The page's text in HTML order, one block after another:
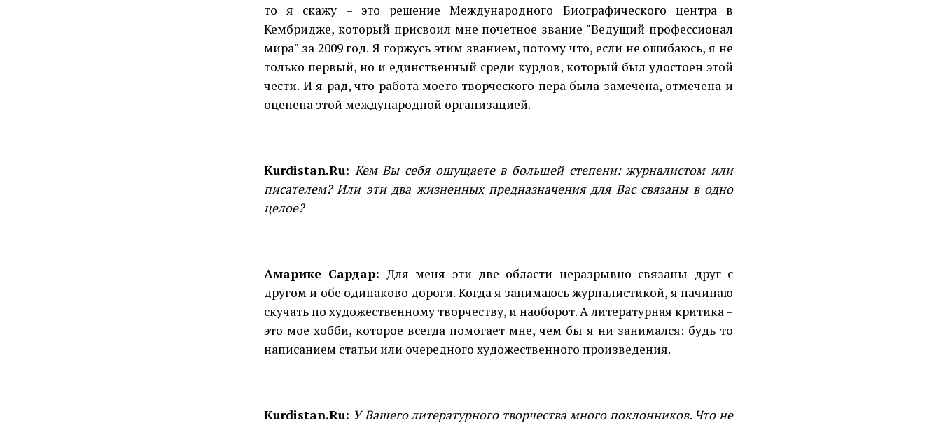
то я скажу – это решение Международного Биографического центра в
Кембридже, который присвоил мне почетное звание "Ведущий профессионал
мира" за 2009 год. Я горжусь этим званием, потому что, если не ошибаюсь, я не
только первый, но и единственный среди курдов, который был удостоен этой
чести. И я рад, что работа моего творческого пера была замечена, отмечена и
оценена этой международной организацией.
Kurdistan.Ru: Кем Вы себя ощущаете в большей степени: журналистом или
писателем? Или эти два жизненных предназначения для Вас связаны в одно
целое?
Амарике Сардар: Для меня эти две области неразрывно связаны друг с
другом и обе одинаково дороги. Когда я занимаюсь журналистикой, я начинаю
скучать по художественному творчеству, и наоборот. А литературная критика –
это мое хобби, которое всегда помогает мне, чем бы я ни занимался: будь то
написанием статьи или очередного художественного произведения.
Kurdistan.Ru: У Вашего литературного творчества много поклонников. Что не